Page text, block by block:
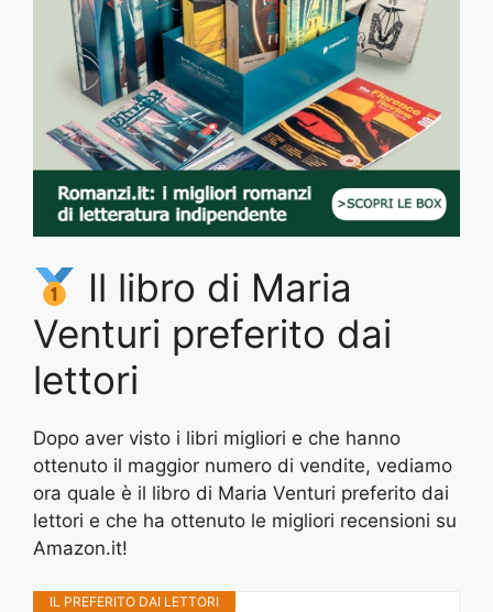
Il libro di Maria
Venturi preferito dai
lettori
Dopo aver visto i libri migliori e che hanno
ottenuto il maggior numero di vendite, vediamo
ora quale è il libro di Maria Venturi preferito dai
lettori e che ha ottenuto le migliori recensioni su
Amazon.it!
IL PREFERITO DAI LETTORI